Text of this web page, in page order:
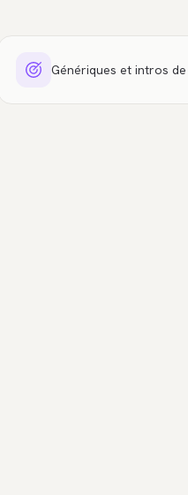
Génériques et intros